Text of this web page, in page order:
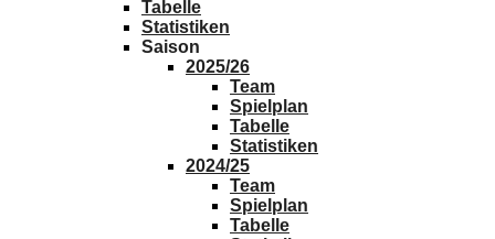
Tabelle
Statistiken
Saison
2025/26
Team
Spielplan
Tabelle
Statistiken
2024/25
Team
Spielplan
Tabelle